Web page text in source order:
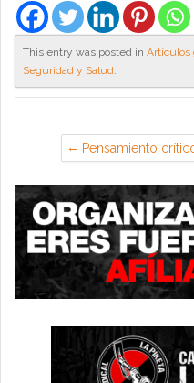
This entry was posted in Artículos
Seguridad y Salud.
Pensamiento